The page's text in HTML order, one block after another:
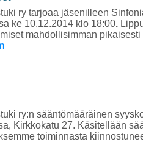
ry tarjoaa jäsenilleen
ke 10.12.2014 klo 18:00.
mahdollisimman pikaisesti
ry:n sääntömääräinen
Kirkkokatu 27. Käsitellään
toiminnasta